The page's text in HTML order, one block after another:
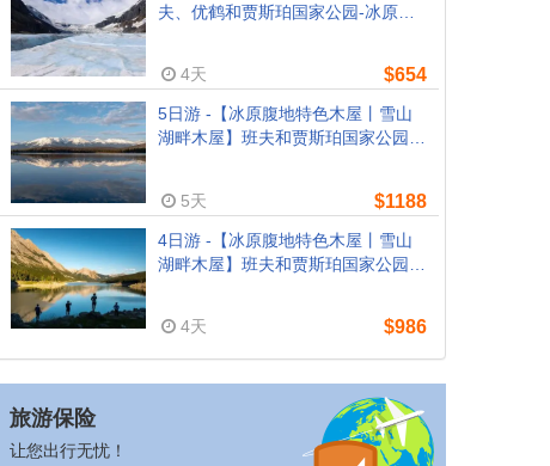
夫、优鹤和贾斯珀国家公园-冰原大
4天 $654
5日游 -【冰原腹地特色木屋丨雪山
湖畔木屋】班夫和贾斯珀国家公园-
5天 $1188
4日游 -【冰原腹地特色木屋丨雪山
湖畔木屋】班夫和贾斯珀国家公园-
4天 $986
旅游保险
让您出行无忧！